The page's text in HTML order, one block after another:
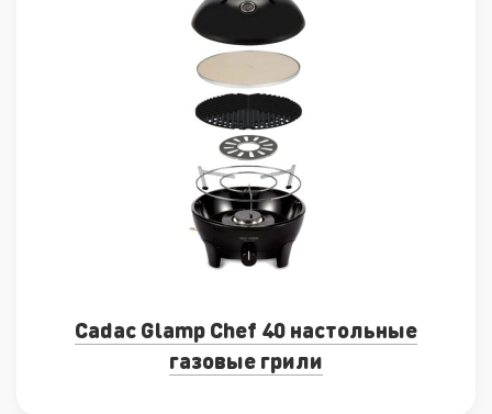
Cadac Glamp Chef 40 настольные
газовые грили